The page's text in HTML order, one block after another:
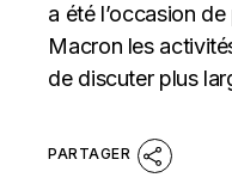
a été l’occasion
Macron les
de discuter plus